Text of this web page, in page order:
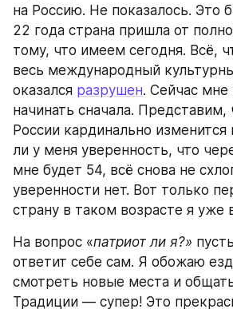
на Россию. Не показалось. Это
22 года страна пришла от
тому, что имеем сегодня. Всё,
весь международный
оказался разрушен. Сейчас мне
начинать сначала. Представим,
России кардинально
ли у меня уверенность, что
мне будет 54, всё снова не
уверенности нет. Вот только
страну в таком возрасте я уже
На вопрос «патриот ли я?»
ответит себе сам. Я обожаю
смотреть новые места и
Традиции — супер! Это